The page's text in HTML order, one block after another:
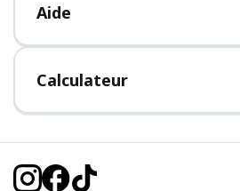
Aide
Centre d'aide
Calculateur
Calcul IMC
Calcul poids idéal
Calcul calories brûlées